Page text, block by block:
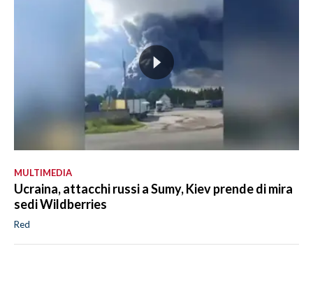
MULTIMEDIA
Ucraina, attacchi russi a Sumy, Kiev prende di mira
sedi Wildberries
Red